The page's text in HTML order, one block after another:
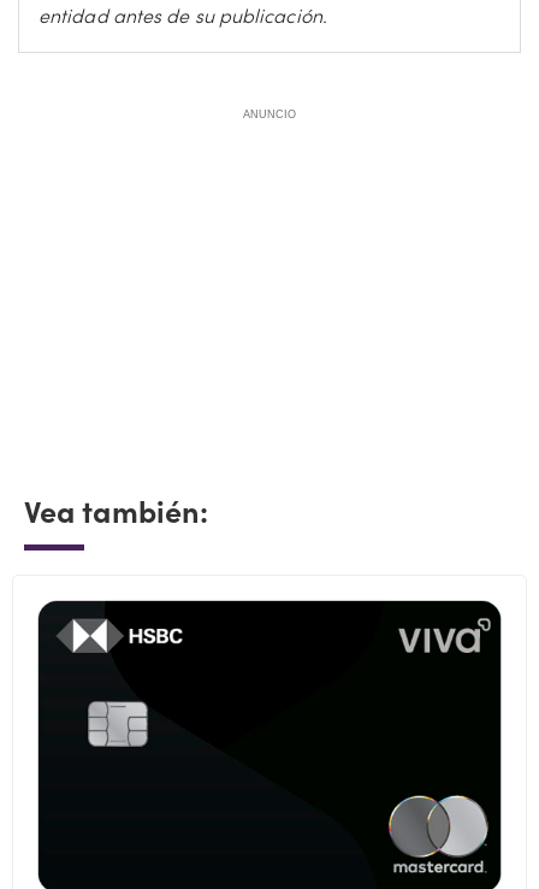
entidad antes de su publicación.
ANUNCIO
Vea también: